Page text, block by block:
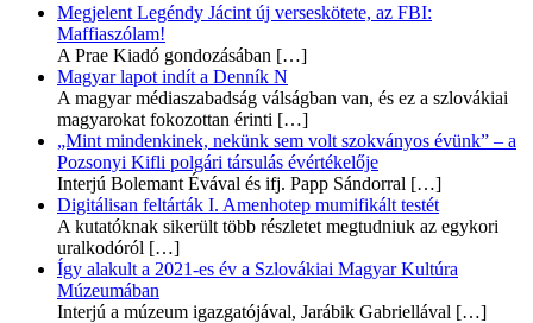
Megjelent Legéndy Jácint új verseskötete, az FBI:
Maffiaszólam!
A Prae Kiadó gondozásában […]
Magyar lapot indít a Denník N
A magyar médiaszabadság válságban van, és ez a szlovákiai
magyarokat fokozottan érinti […]
„Mint mindenkinek, nekünk sem volt szokványos évünk” – a
Pozsonyi Kifli polgári társulás évértékelője
Interjú Bolemant Évával és ifj. Papp Sándorral […]
Digitálisan feltárták I. Amenhotep mumifikált testét
A kutatóknak sikerült több részletet megtudniuk az egykori
uralkodóról […]
Így alakult a 2021-es év a Szlovákiai Magyar Kultúra
Múzeumában
Interjú a múzeum igazgatójával, Jarábik Gabriellával […]